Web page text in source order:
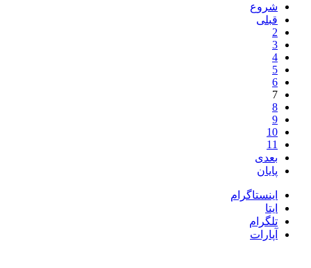
شروع
قبلی
2
3
4
5
6
7
8
9
10
11
بعدی
پایان
اینستاگرام
ایتا
تلگرام
آپارات